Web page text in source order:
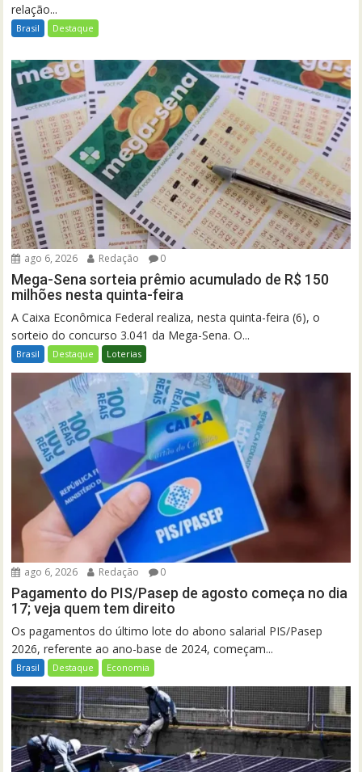
relação...
Brasil Destaque
ago 6, 2026 Redação 0
Mega-Sena sorteia prêmio acumulado de R$ 150
milhões nesta quinta-feira
A Caixa Econômica Federal realiza, nesta quinta-feira (6), o
sorteio do concurso 3.041 da Mega-Sena. O...
Brasil Destaque Loterias
ago 6, 2026 Redação 0
Pagamento do PIS/Pasep de agosto começa no dia
17; veja quem tem direito
Os pagamentos do último lote do abono salarial PIS/Pasep
2026, referente ao ano-base de 2024, começam...
Brasil Destaque Economia